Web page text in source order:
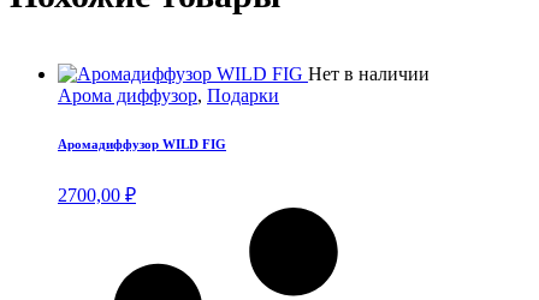
Нет в наличии
Арома диффузор, Подарки
Аромадиффузор WILD FIG
2700,00 ₽